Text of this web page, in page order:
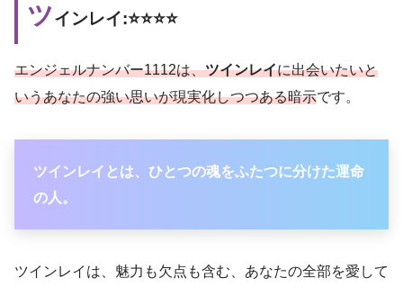
ツインレイ:⭐️⭐️⭐️⭐️
エンジェルナンバー1112は、ツインレイに出会いたいと
いうあなたの強い思いが現実化しつつある暗示です。
ツインレイとは、ひとつの魂をふたつに分けた運命
の人。
ツインレイは、魅力も欠点も含む、あなたの全部を愛して